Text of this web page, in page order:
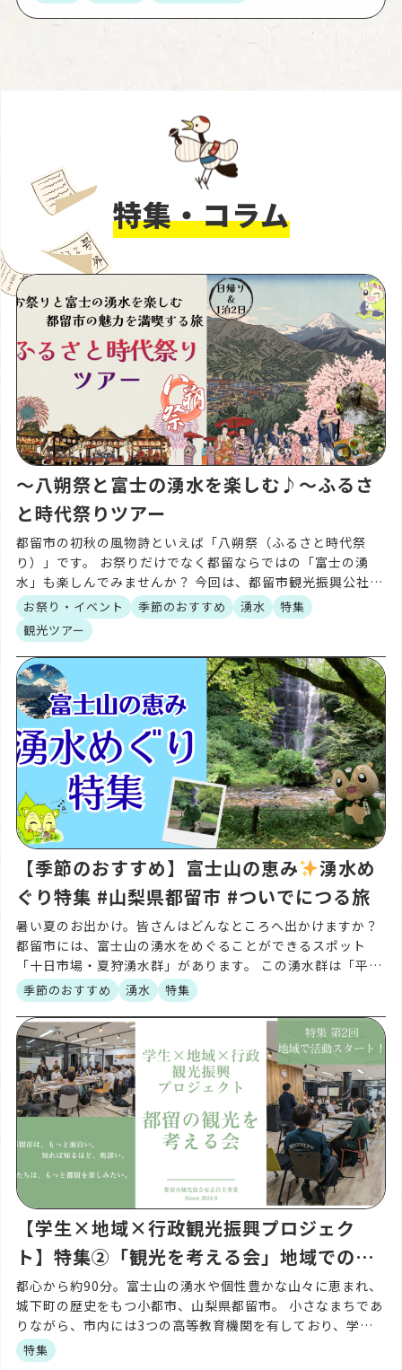
特集・コラム
〜八朔祭と富士の湧水を楽しむ♪〜ふるさ
と時代祭りツアー
都留市の初秋の風物詩といえば「八朔祭（ふるさと時代祭
り）」です。 お祭りだけでなく都留ならではの「富士の湧
水」も楽しんでみませんか？ 今回は、都留市観光振興公社企
画のふるさと時代祭りツアーをご紹介します。 ご予約は都留
市 […]
お祭り・イベント 季節のおすすめ 湧水
特集
観光ツアー
【季節のおすすめ】富士山の恵み
湧水め
ぐり特集 #山梨県都留市 #ついでにつる旅
暑い夏のお出かけ。皆さんはどんなところへ出かけますか？
都留市には、富士山の湧水をめぐることができるスポット
「十日市場・夏狩湧水群」があります。 この湧水群は「平成
の名水百選」にも選ばれており、富士山の伏流水が長い年月
を […]
季節のおすすめ 湧水 特集
【学生×地域×行政観光振興プロジェク
ト】特集②「観光を考える会」地域での活
動がスタート
都心から約90分。富士山の湧水や個性豊かな山々に恵まれ、
城下町の歴史をもつ小都市、山梨県都留市。 小さなまちであ
りながら、市内には3つの高等教育機関を有しており、学園
都市でもあります。 そんな都留市で生まれた、「都留市を
[…]
特集